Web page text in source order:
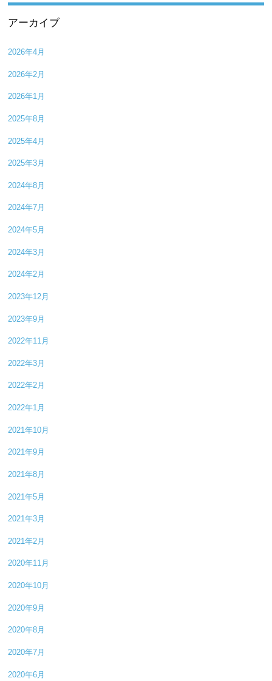
アーカイブ
2026年4月
2026年2月
2026年1月
2025年8月
2025年4月
2025年3月
2024年8月
2024年7月
2024年5月
2024年3月
2024年2月
2023年12月
2023年9月
2022年11月
2022年3月
2022年2月
2022年1月
2021年10月
2021年9月
2021年8月
2021年5月
2021年3月
2021年2月
2020年11月
2020年10月
2020年9月
2020年8月
2020年7月
2020年6月